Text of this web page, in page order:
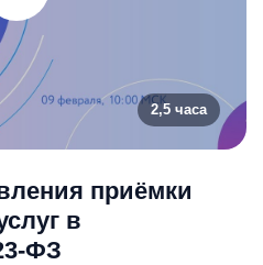
2,5 часа
приёмки
в
ФЗ